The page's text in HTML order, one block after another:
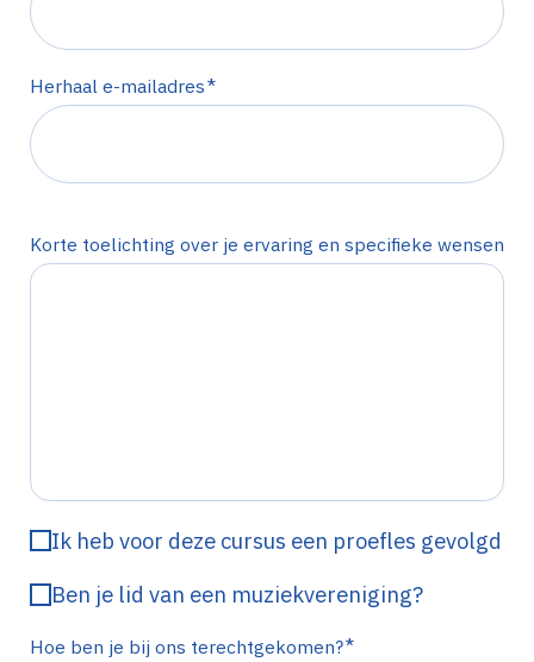
Herhaal e-mailadres*
Korte toelichting over je ervaring en specifieke wensen
Ik heb voor deze cursus een proefles gevolgd
Ben je lid van een muziekvereniging?
Hoe ben je bij ons terechtgekomen?*